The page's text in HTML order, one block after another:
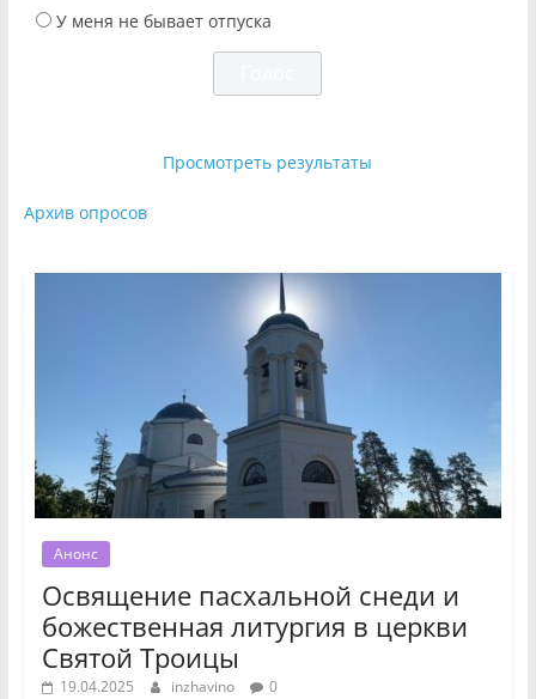
У меня не бывает отпуска
Просмотреть результаты
Архив опросов
Анонс
Освящение пасхальной снеди и
божественная литургия в церкви
Святой Троицы
19.04.2025 inzhavino 0